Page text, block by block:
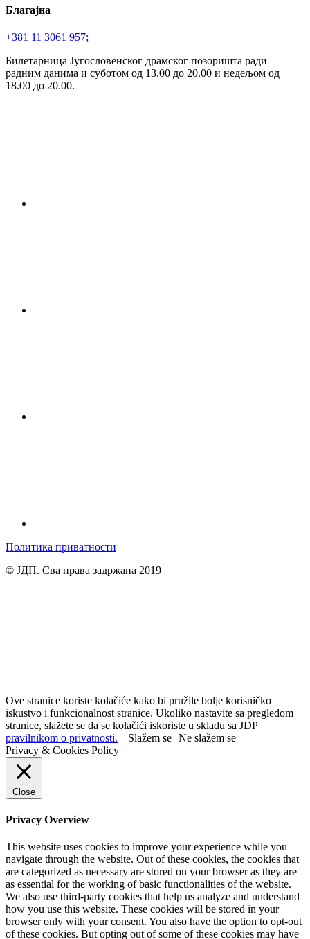
Благајна
+381 11 3061 957;
Билетарница Југословенског драмског позоришта ради
радним данима и суботом од 13.00 до 20.00 и недељом од
18.00 до 20.00.
Политика приватности
© ЈДП. Сва права задржана 2019
Ove stranice koriste kolačiće kako bi pružile bolje korisničko
iskustvo i funkcionalnost stranice. Ukoliko nastavite sa pregledom
stranice, slažete se da se kolačići iskoriste u skladu sa JDP
pravilnikom o privatnosti.
Slažem se Ne slažem se
Privacy & Cookies Policy
Close
Privacy Overview
This website uses cookies to improve your experience while you
navigate through the website. Out of these cookies, the cookies that
are categorized as necessary are stored on your browser as they are
as essential for the working of basic functionalities of the website.
We also use third-party cookies that help us analyze and understand
how you use this website. These cookies will be stored in your
browser only with your consent. You also have the option to opt-out
of these cookies. But opting out of some of these cookies may have